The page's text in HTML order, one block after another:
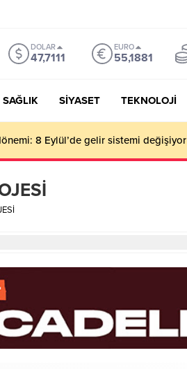
DOLAR
47,7111
EURO
55,1881
SAĞLIK SİYASET TEKNOLOJİ
8 Eylül’de gelir sistemi değişiyor